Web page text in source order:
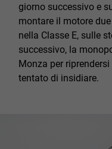
giorno successivo e
montare il motore
nella Classe E, sulle
successivo, la
Monza per
tentato di insidiare.